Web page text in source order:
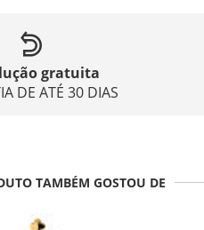
gratuita
DE ATÉ 30 DIAS
TAMBÉM GOSTOU DE